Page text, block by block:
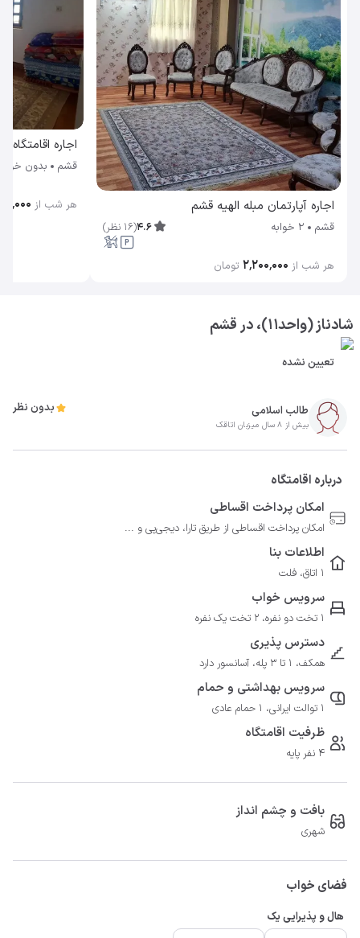
اجاره آپارتمان مبله الهیه قشم
قشم 2 خوابه 4.6
(
16 نظر)
هر شب از ۲٬۲۰۰٬۰۰۰ تومان
قشم بدون
هر شب از
شادناز (واحد11)، در قشم
تعیین نشده
طالب اسلامی
بیش از 8 سال میزبان اتاقک
بدون نظر
درباره اقامتگاه
امکان پرداخت اقساطی
امکان پرداخت اقساطی از طریق تارا، دیجی‌پی و ...
اطلاعات بنا
1 اتاق، فلت
سرویس خواب
1 تخت دو نفره، 2 تخت یک نفره
دسترس پذیری
همکف، 1 تا 3 پله، آسانسور دارد
سرویس بهداشتی و حمام
1 توالت ایرانی، 1 حمام عادی
ظرفیت اقامتگاه
4 نفر پایه
بافت و چشم انداز
شهری
فضای خواب
هال و پذیرایی یک